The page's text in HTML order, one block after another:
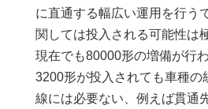
に直通する幅広い運用を行う
関しては投入される可能性は
現在でも80000形の増備が行
3200形が投入されても車種の
線には必要ない、例えば貫通